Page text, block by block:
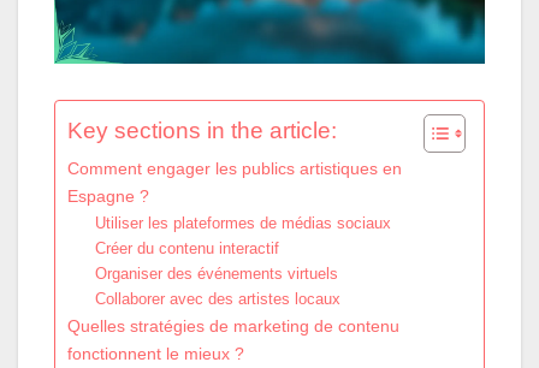
Key sections in the article:
Comment engager les publics artistiques en
Espagne ?
Utiliser les plateformes de médias sociaux
Créer du contenu interactif
Organiser des événements virtuels
Collaborer avec des artistes locaux
Quelles stratégies de marketing de contenu
fonctionnent le mieux ?